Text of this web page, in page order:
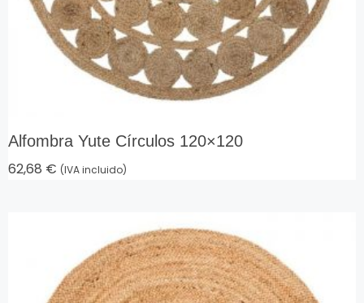
Alfombra Yute Círculos 120×120
62,68 € (IVA incluido)